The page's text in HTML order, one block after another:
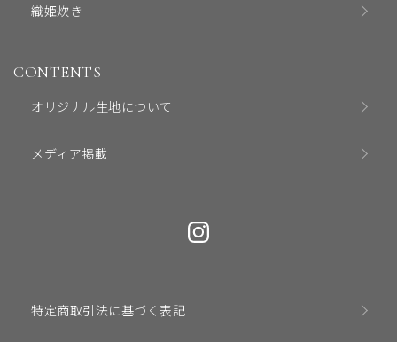
織姫炊き
CONTENTS
オリジナル生地について
メディア掲載
特定商取引法に基づく表記